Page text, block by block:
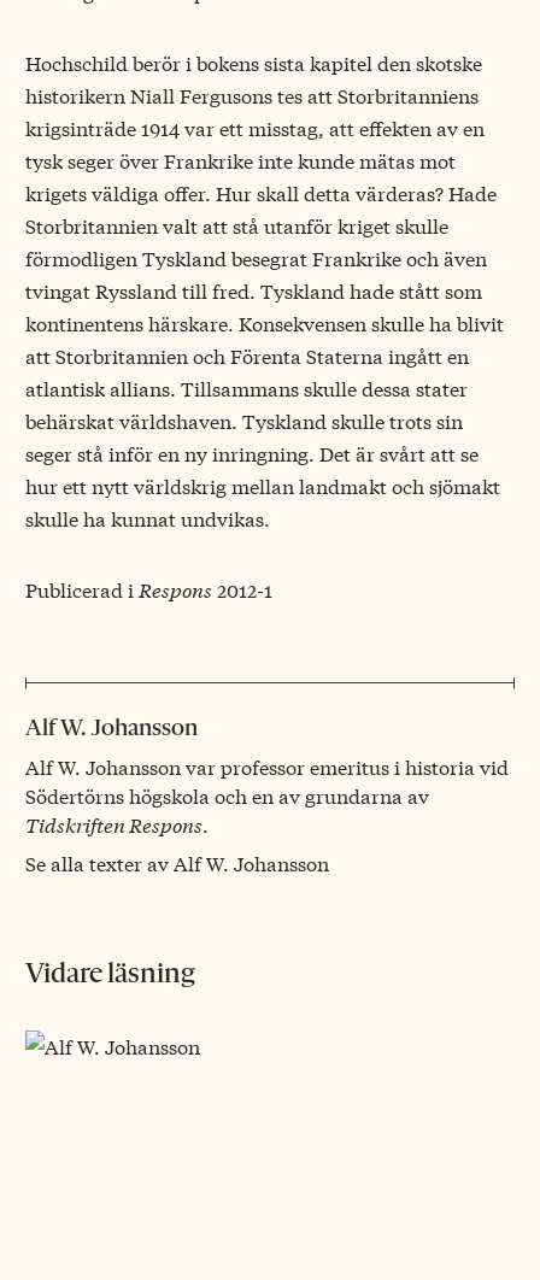
Hochschild berör i bokens sista kapitel den skotske
historikern Niall Fergusons tes att Storbritanniens
krigsinträde 1914 var ett misstag, att effekten av en
tysk seger över Frankrike inte kunde mätas mot
krigets väldiga offer. Hur skall detta värderas? Hade
Storbritannien valt att stå utanför kriget skulle
förmodligen Tyskland besegrat Frankrike och även
tvingat Ryssland till fred. Tyskland hade stått som
kontinentens härskare. Konsekvensen skulle ha blivit
att Storbritannien och Förenta Staterna ingått en
atlantisk allians. Tillsammans skulle dessa stater
behärskat världshaven. Tyskland skulle trots sin
seger stå inför en ny inringning. Det är svårt att se
hur ett nytt världskrig mellan landmakt och sjömakt
skulle ha kunnat undvikas.
Publicerad i Respons 2012-1
Alf W. Johansson
Alf W. Johansson var professor emeritus i historia vid
Södertörns högskola och en av grundarna av
Tidskriften Respons.
Se alla texter av Alf W. Johansson
Vidare läsning